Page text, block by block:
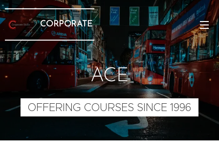
CORPORATE
ACE
OFFERING COURSES SINCE 1996